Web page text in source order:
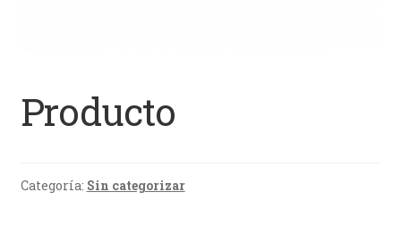
Producto
Categoría: Sin categorizar